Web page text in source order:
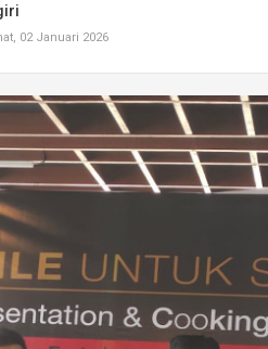
02 Januari 2026